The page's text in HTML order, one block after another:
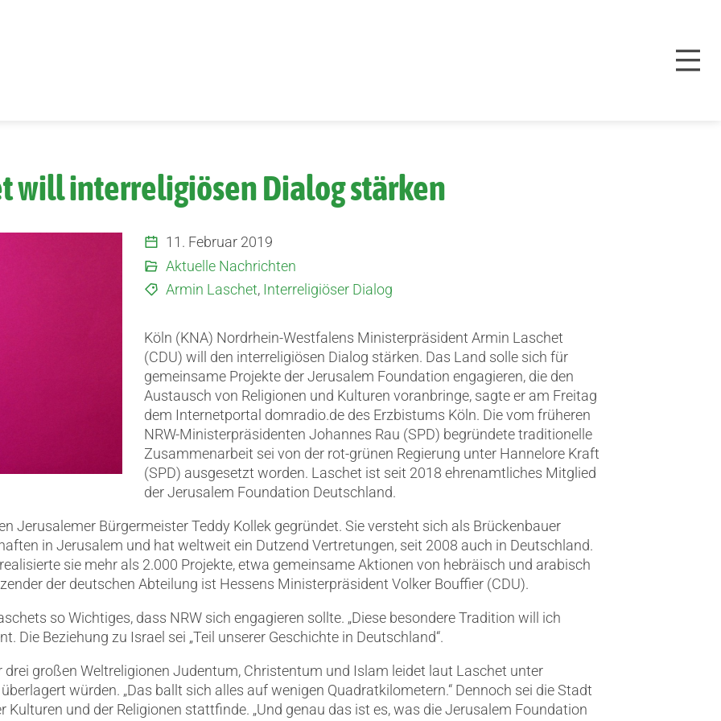
will interreligiösen Dialog stärken
11. Februar 2019
Aktuelle Nachrichten
Armin Laschet, Interreligiöser Dialog
Köln (KNA) Nordrhein-Westfalens Ministerpräsident Armin Laschet
(CDU) will den interreligiösen Dialog stärken. Das Land solle sich für
gemeinsame Projekte der Jerusalem Foundation engagieren, die den
Austausch von Religionen und Kulturen voranbringe, sagte er am Freitag
dem Internetportal domradio.de des Erzbistums Köln. Die vom früheren
NRW-Ministerpräsidenten Johannes Rau (SPD) begründete traditionelle
Zusammenarbeit sei von der rot-grünen Regierung unter Hannelore Kraft
(SPD) ausgesetzt worden. Laschet ist seit 2018 ehrenamtliches Mitglied
der Jerusalem Foundation Deutschland.
Jerusalemer Bürgermeister Teddy Kollek gegründet. Sie versteht sich als Brückenbauer
in Jerusalem und hat weltweit ein Dutzend Vertretungen, seit 2008 auch in Deutschland.
sie mehr als 2.000 Projekte, etwa gemeinsame Aktionen von hebräisch und arabisch
der deutschen Abteilung ist Hessens Ministerpräsident Volker Bouffier (CDU).
so Wichtiges, dass NRW sich engagieren sollte. „Diese besondere Tradition will ich
Die Beziehung zu Israel sei „Teil unserer Geschichte in Deutschland“.
großen Weltreligionen Judentum, Christentum und Islam leidet laut Laschet unter
würden. „Das ballt sich alles auf wenigen Quadratkilometern.“ Dennoch sei die Stadt
Kulturen und der Religionen stattfinde. „Und genau das ist es, was die Jerusalem Foundation